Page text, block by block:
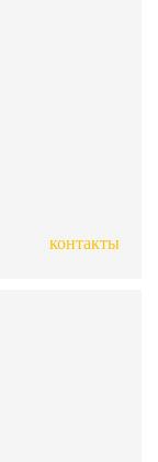
контакты